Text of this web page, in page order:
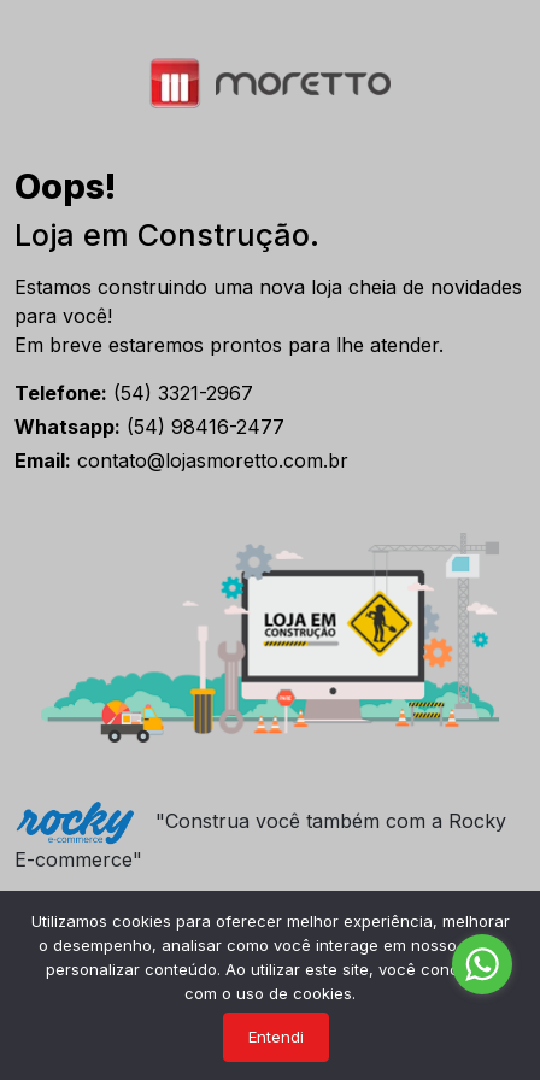
Oops!
Loja em Construção.
Estamos construindo uma nova loja cheia de novidades
para você!
Em breve estaremos prontos para lhe atender.
Telefone: (54) 3321-2967
Whatsapp: (54) 98416-2477
Email: contato@lojasmoretto.com.br
"Construa você também com a Rocky
E-commerce"
Utilizamos cookies para oferecer melhor experiência, melhorar
o desempenho, analisar como você interage em nosso site e
personalizar conteúdo. Ao utilizar este site, você concorda
com o uso de cookies.
Entendi